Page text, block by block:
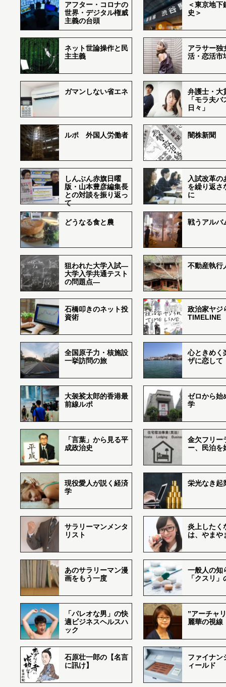
アフター・コロナの
世界・デジタル権威
主義の台頭
＜東京地下
史＞
ネット世論操作と民
主主義
アラサー独
活・恋活市
ガマンしない省エネ
弁護士・大
「モラ夫
日々」
ルポ 外国人労働者 闇株新聞
しんぶん赤旗日曜
版・山本豊彦編集長
との対談を振り返っ
て
入試改革の
を繰り返さ
に
どうなる食と農 戦うアルバ
狙われた大学入試―
大学入学共通テスト
の問題点―
不動産執行
石橋叩きのネット投
資術
政治家ヤジ
TIMELINE
全国原子力・核施設
一挙訪問の旅
心ときめく
ザに恋して
大袈裟太郎的香港最
前線ルポ
ゼロから始
学
「言葉」から見る平
成政治史
金欠フリー
ー、民泊を
現役愛人が説く経済
学
栄光なき起
サラリーマンメンタ
リスト
炎上したく
は、やまや
あのサラリーマン漫
画をもう一度
一般人の知
「クスリ
「パレオな男」の快
適ビジネスヘルスハ
ック
”アーチャ
麗華の視線
石原壮一郎の【名言
に訊け】
ファイナン
ィールド